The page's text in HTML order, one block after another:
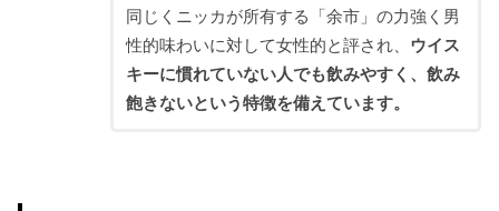
同じくニッカが所有する「余市」の力強く男
性的味わいに対して女性的と評され、 ウイス
キーに慣れていない人でも飲みやすく、飲み
飽きないという特徴を備えています。